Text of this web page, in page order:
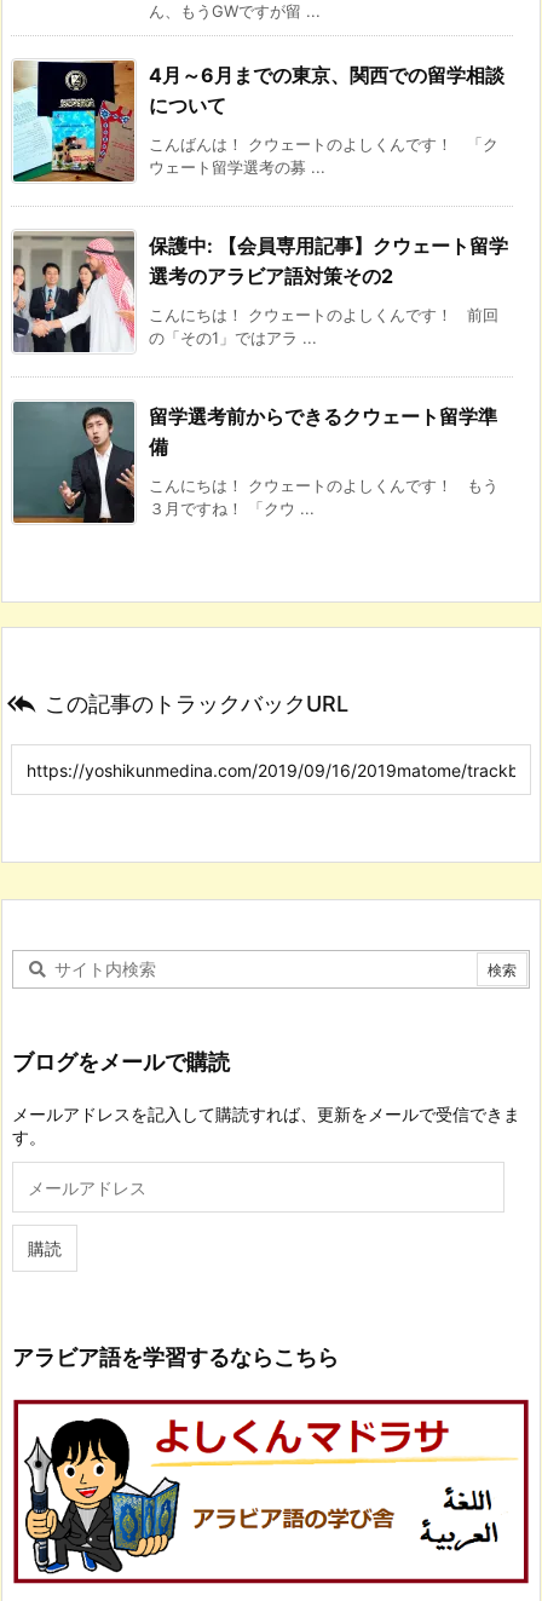
ん、もうGWですが留 ...
4月～6月までの東京、関西での留学相談
について
こんばんは！ クウェートのよしくんです！ 「ク
ウェート留学選考の募 ...
保護中: 【会員専用記事】クウェート留学
選考のアラビア語対策その2
こんにちは！ クウェートのよしくんです！ 前回
の「その1」ではアラ ...
留学選考前からできるクウェート留学準
備
こんにちは！ クウェートのよしくんです！ もう
３月ですね！ 「クウ ...
 この記事のトラックバックURL
ブログをメールで購読
メールアドレスを記入して購読すれば、更新をメールで受信できま
す。
ル
購読
アラビア語を学習するならこちら